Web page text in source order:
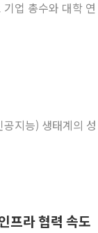
업 총수와 대학 연
지능) 생태계의 성
프라 협력 속도